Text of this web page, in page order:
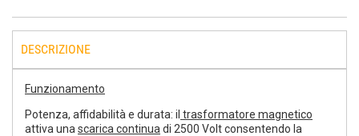
DESCRIZIONE
Funzionamento
Potenza, affidabilità e durata: il trasformatore magnetico
attiva una scarica continua di 2500 Volt consentendo la